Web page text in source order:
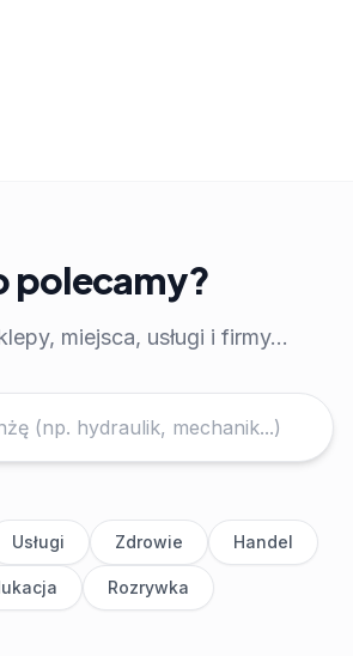
polecamy?
miejsca, usługi i firmy...
Usługi Zdrowie Handel
Rozrywka